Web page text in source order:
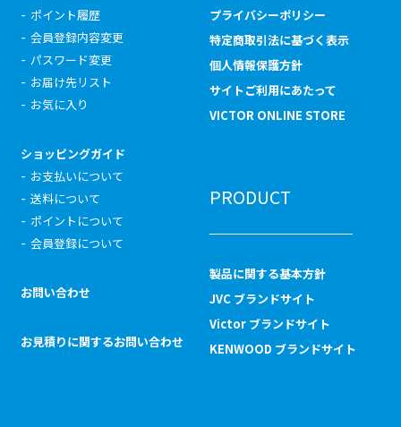
ポイント履歴
会員登録内容変更
パスワード変更
お届け先リスト
お気に入り
ショッピングガイド
お支払いについて
送料について
ポイントについて
会員登録について
お問い合わせ
お見積りに関するお問い合わせ
プライバシーポリシー
特定商取引法に基づく表示
個人情報保護方針
サイトご利用にあたって
VICTOR ONLINE STORE
PRODUCT
製品に関する基本方針
JVC ブランドサイト
Victor ブランドサイト
KENWOOD ブランドサイト